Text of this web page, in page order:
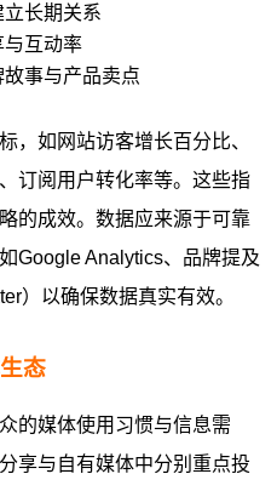
长期关系
互动率
事与产品卖点
，如网站访客增长百分比、
订阅用户转化率等。这些指
的成效。数据应来源于可靠
Google Analytics、品牌提及
）以确保数据真实有效。
态
的媒体使用习惯与信息需
享与自有媒体中分别重点投